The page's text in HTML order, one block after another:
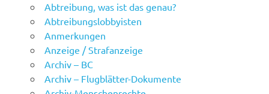
Abtreibung, was ist das genau?
Abtreibungslobbyisten
Anmerkungen
Anzeige / Strafanzeige
Archiv – BC
Archiv – Flugblätter-Dokumente